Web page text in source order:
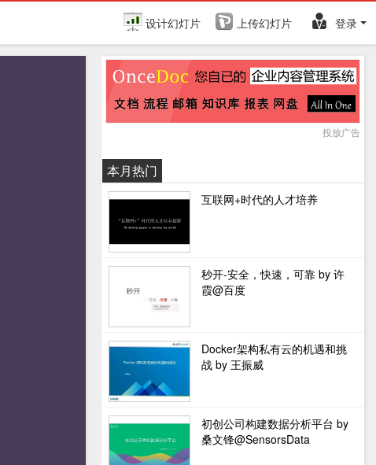
设计幻灯片 上传幻灯片 登录
投放广告
本月热门
互联网+时代的人才培养
秒开-安全，快速，可靠 by 许
霞@百度
Docker架构私有云的机遇和挑
战 by 王振威
初创公司构建数据分析平台 by
桑文锋@SensorsData